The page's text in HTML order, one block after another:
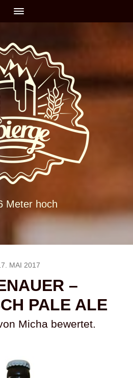
Meter hoch
MAI 2017
–
PALE ALE
Micha bewertet.